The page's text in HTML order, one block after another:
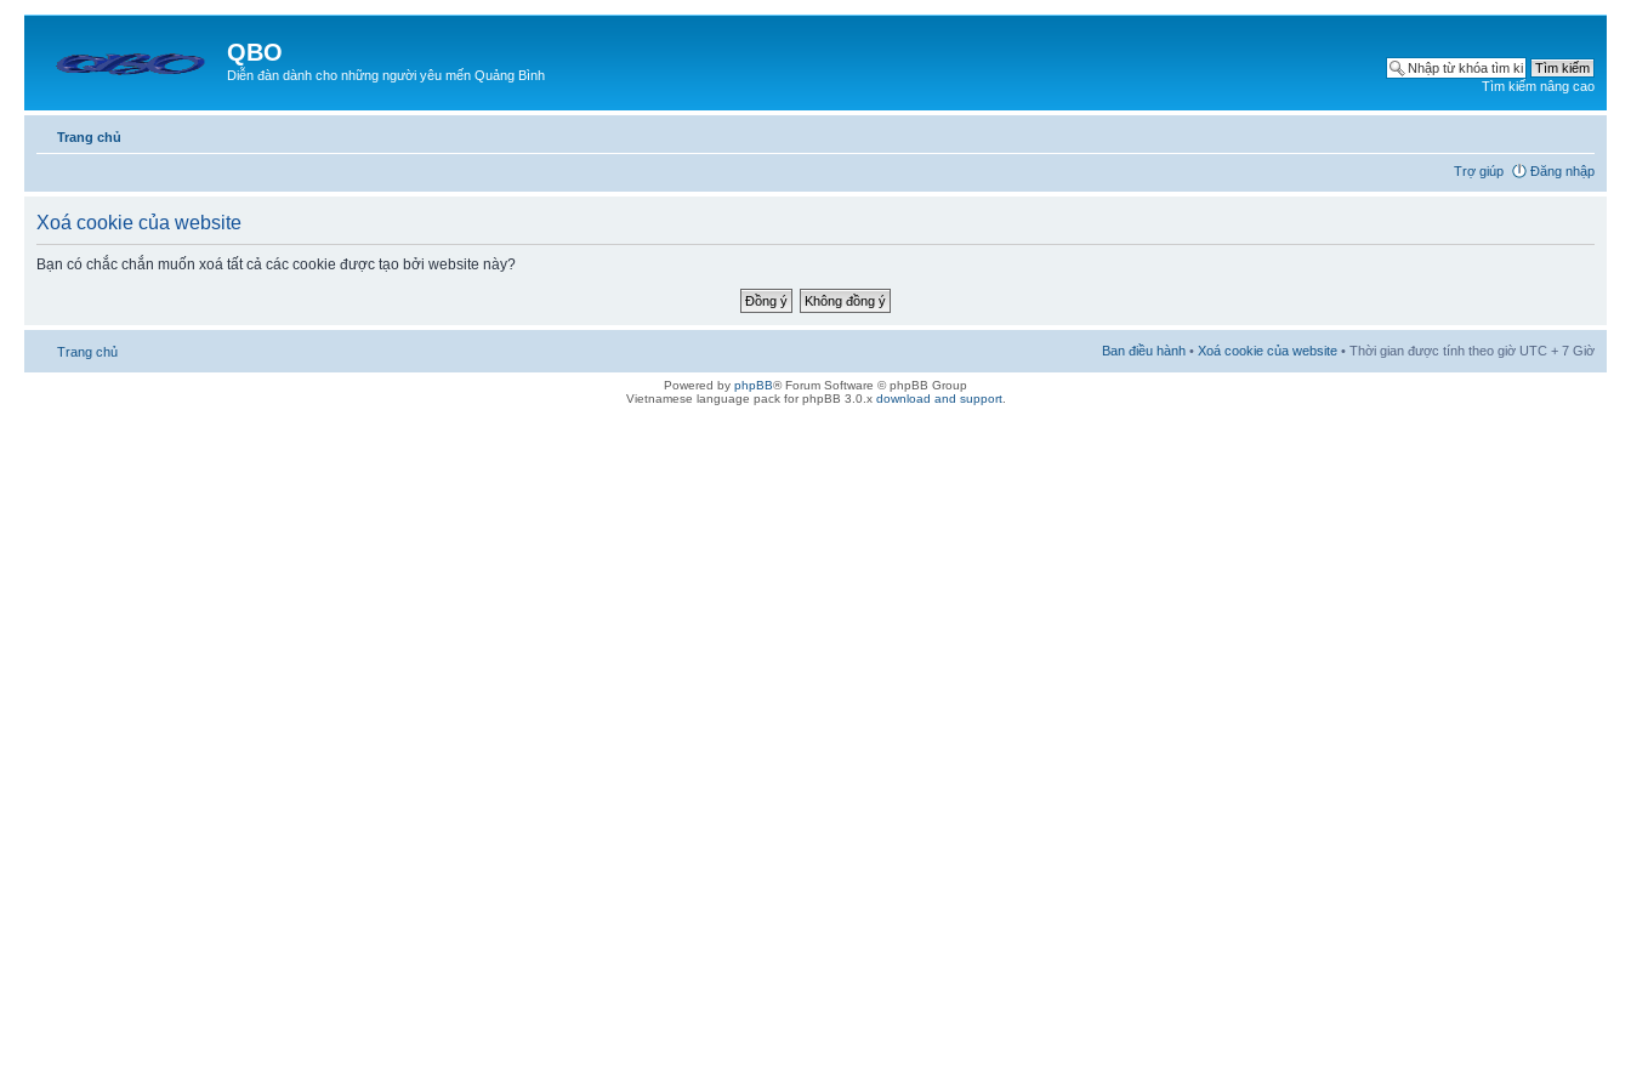
QBO
Diễn đàn dành cho những người yêu mến Quảng Bình
Tìm kiếm nâng cao
Trang chủ
Trợ giúp Đăng nhập
Xoá cookie của website
Bạn có chắc chắn muốn xoá tất cả các cookie được tạo bởi website này?
Trang chủ Ban điều hành • Xoá cookie của website • Thời gian được tính theo giờ UTC + 7 Giờ
Powered by phpBB® Forum Software © phpBB Group
Vietnamese language pack for phpBB 3.0.x download and support.